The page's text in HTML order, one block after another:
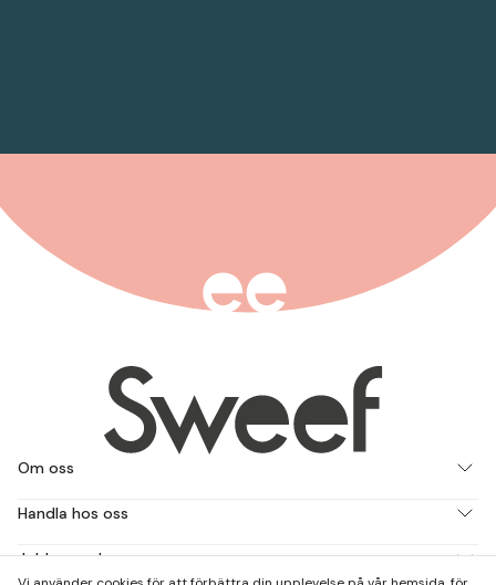
Om oss
Handla hos oss
Jobba med oss